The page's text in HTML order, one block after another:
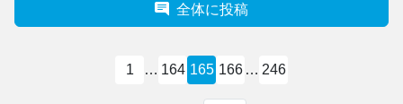
全体に投稿
1 … 164 165 166 … 246